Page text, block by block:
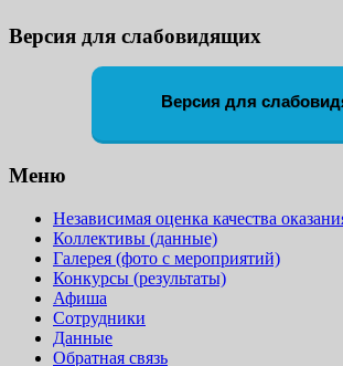
Версия для слабовидящих
Версия для
Меню
Независимая оценка качества
Коллективы (данные)
Галерея (фото с мероприятий)
Конкурсы (результаты)
Афиша
Сотрудники
Данные
Обратная связь